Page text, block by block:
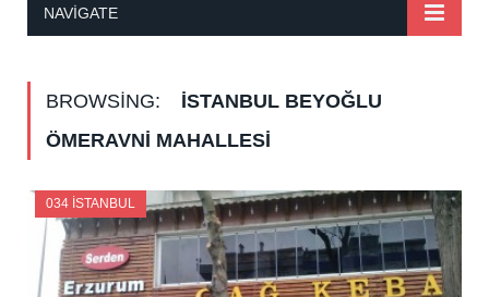
NAVIGATE
BROWSING:
İSTANBUL BEYOĞLU
ÖMERAVNI MAHALLESI
034 İSTANBUL